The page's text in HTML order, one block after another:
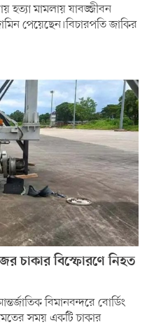
হত্যা মামলায় যাবজ্জীবন
পেয়েছেন।বিচারপতি জাকির
চাকার বিস্ফোরণে নিহত
বিমানবন্দরে বোর্ডিং
সময় একটি চাকার